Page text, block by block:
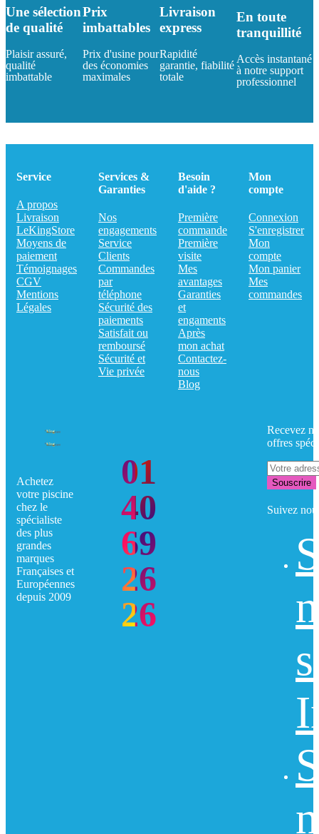
Une sélection
de qualité
Plaisir assuré,
qualité
imbattable
Prix
imbattables
Prix d'usine pour
des économies
maximales
Livraison
express
Rapidité
garantie, fiabilité
totale
En toute
tranquillité
Accès instantané
à notre support
professionnel
Service
A propos
Livraison
LeKingStore
Moyens de
paiement
Témoignages
CGV
Mentions
Légales
Services &
Garanties
Nos
engagements
Service
Clients
Commandes
par
téléphone
Sécurité des
paiements
Satisfait ou
remboursé
Sécurité et
Vie privée
Besoin
d'aide ?
Première
commande
Première
visite
Mes
avantages
Garanties
et
engaments
Après
mon achat
Contactez-
nous
Blog
Mon
compte
Connexion
S'enregistrer
Mon
compte
Mon panier
Mes
commandes
Achetez
votre piscine
chez le
spécialiste
des plus
grandes
marques
Françaises et
Européennes
depuis 2009
01
40
69
26
26
Recevez
offres
Souscrire
Suivez